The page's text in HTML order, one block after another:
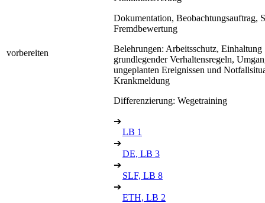
vorbereiten
Dokumentation, Beobachtungsauftrag,
Fremdbewertung
Belehrungen: Arbeitsschutz, Einhaltung
grundlegender Verhaltensregeln,
ungeplanten Ereignissen und
Krankmeldung
Differenzierung: Wegetraining
➔
LB 1
➔
DE, LB 3
➔
SLF, LB 8
➔
ETH, LB 2